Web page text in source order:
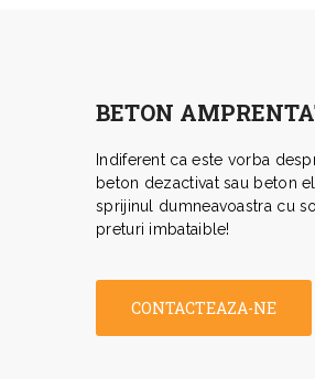
BETON
Indiferent ca este vorba
beton dezactivat sau beton
sprijinul dumneavoastra cu
preturi imbataible!
CONTACTEAZA-NE